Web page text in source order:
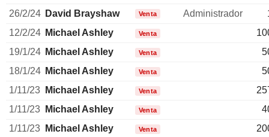
26/2/24 David Brayshaw Venta Administrador
12/2/24 Michael Ashley Venta
19/1/24 Michael Ashley Venta
18/1/24 Michael Ashley Venta
1/11/23
Michael Ashley Venta
1/11/23
Michael Ashley Venta
1/11/23
Michael Ashley Venta